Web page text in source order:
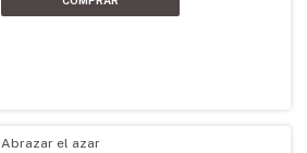
Abrazar el azar